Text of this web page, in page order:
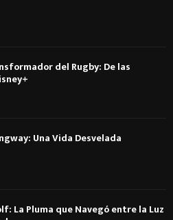
del Rugby: De las
Una Vida Desvelada
La Pluma que Navegó entre la Luz